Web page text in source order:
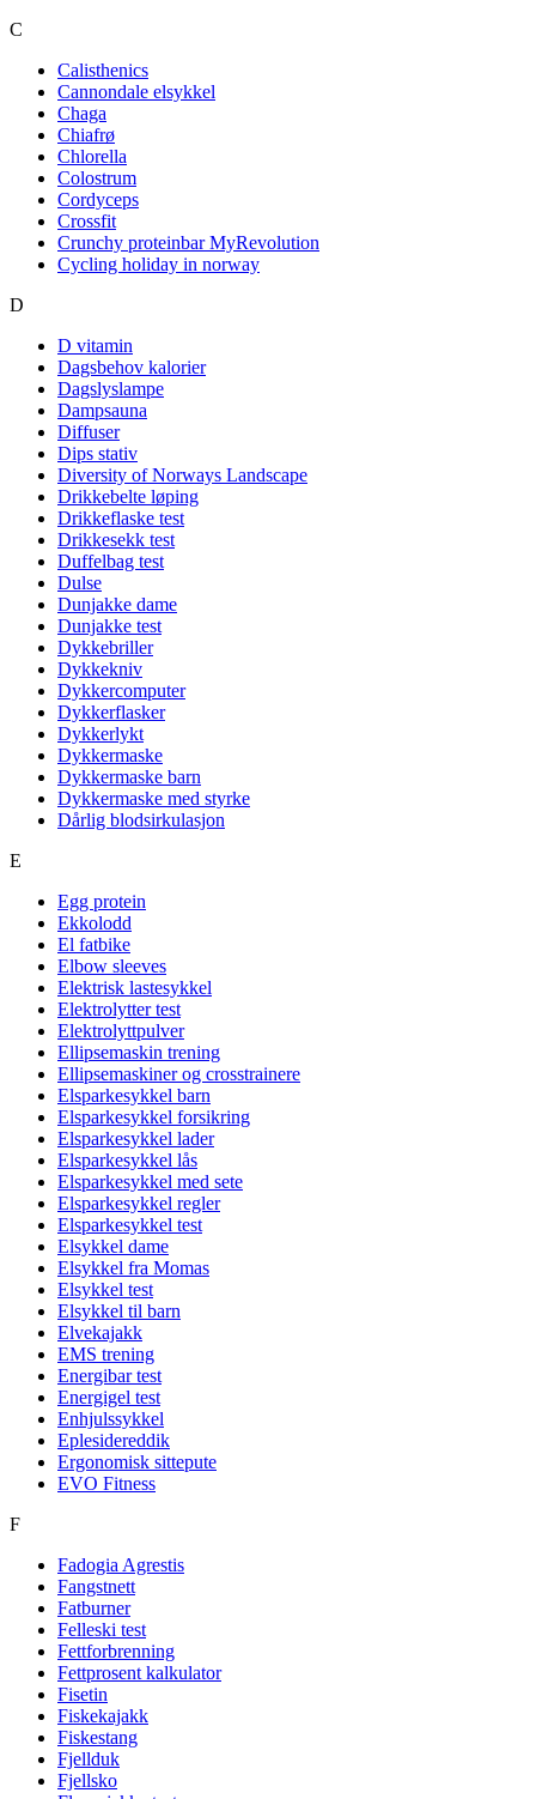
C
Calisthenics
Cannondale elsykkel
Chaga
Chiafrø
Chlorella
Colostrum
Cordyceps
Crossfit
Crunchy proteinbar MyRevolution
Cycling holiday in norway
D
D vitamin
Dagsbehov kalorier
Dagslyslampe
Dampsauna
Diffuser
Dips stativ
Diversity of Norways Landscape
Drikkebelte løping
Drikkeflaske test
Drikkesekk test
Duffelbag test
Dulse
Dunjakke dame
Dunjakke test
Dykkebriller
Dykkekniv
Dykkercomputer
Dykkerflasker
Dykkerlykt
Dykkermaske
Dykkermaske barn
Dykkermaske med styrke
Dårlig blodsirkulasjon
E
Egg protein
Ekkolodd
El fatbike
Elbow sleeves
Elektrisk lastesykkel
Elektrolytter test
Elektrolyttpulver
Ellipsemaskin trening
Ellipsemaskiner og crosstrainere
Elsparkesykkel barn
Elsparkesykkel forsikring
Elsparkesykkel lader
Elsparkesykkel lås
Elsparkesykkel med sete
Elsparkesykkel regler
Elsparkesykkel test
Elsykkel dame
Elsykkel fra Momas
Elsykkel test
Elsykkel til barn
Elvekajakk
EMS trening
Energibar test
Energigel test
Enhjulssykkel
Eplesidereddik
Ergonomisk sittepute
EVO Fitness
F
Fadogia Agrestis
Fangstnett
Fatburner
Felleski test
Fettforbrenning
Fettprosent kalkulator
Fisetin
Fiskekajakk
Fiskestang
Fjellduk
Fjellsko